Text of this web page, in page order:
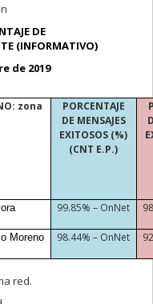
DE
(INFORMATIVO)
de 2019
zona
PORCENTAJE
DE MENSAJES
EXITOSOS (%)
(CNT E.P.)
99.85% – OnNet
Moreno 98.44% – OnNet
red.